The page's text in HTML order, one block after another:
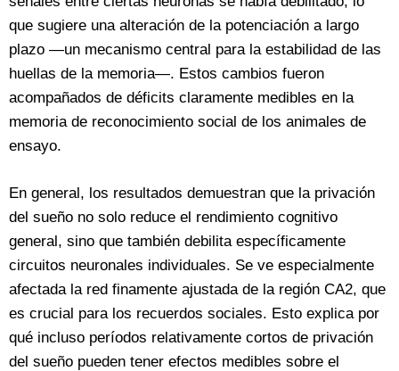
que sugiere una alteración de la potenciación a largo
plazo —un mecanismo central para la estabilidad de las
huellas de la memoria—. Estos cambios fueron
acompañados de déficits claramente medibles en la
memoria de reconocimiento social de los animales de
ensayo.
En general, los resultados demuestran que la privación
del sueño no solo reduce el rendimiento cognitivo
general, sino que también debilita específicamente
circuitos neuronales individuales. Se ve especialmente
afectada la red finamente ajustada de la región CA2, que
es crucial para los recuerdos sociales. Esto explica por
qué incluso períodos relativamente cortos de privación
del sueño pueden tener efectos medibles sobre el